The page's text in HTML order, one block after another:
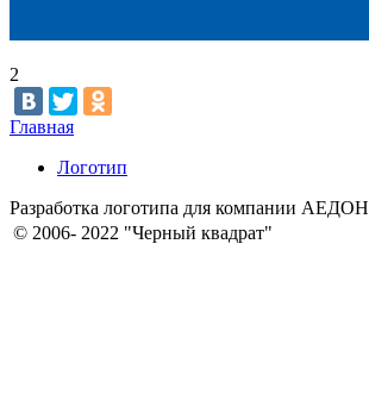
2
Главная
Логотип
Разработка логотипа для компании АЕДОН
© 2006- 2022 "Черный квадрат"